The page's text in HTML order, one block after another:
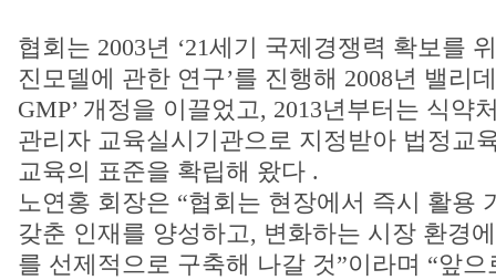
협회는 2003년 ‘21세기 국제경쟁력 확보를
진모델에 관한 연구’를 진행해 2008년 밸리
GMP’ 개정을 이끌었고, 2013년부터는 식약
관리자 교육실시기관으로 지정받아 법정교
교육의 표준을 확립해 왔다 .
노연홍 회장은 “협회는 현장에서 즉시 활용
갖춘 인재를 양성하고, 변화하는 시장 환경
를 선제적으로 구축해 나갈 것”이라며 “앞